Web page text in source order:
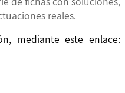
reales.
mediante este enlace: